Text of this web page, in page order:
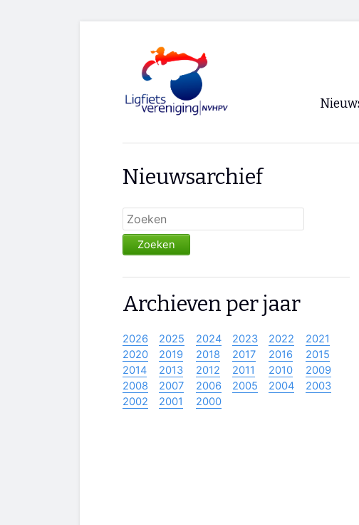
Nieuwsarchief
Zoeken
Archieven per jaar
2026 2025 2024 2023 2022
2021
2020
2019 2018 2017 2016
2015
2014
2013 2012 2011 2010
2009
2008
2007 2006 2005 2004
2003
2002
2001 2000